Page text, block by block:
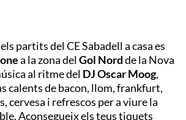
partits del CE Sabadell a casa es
a la zona delGol Nordde la Nova
al ritme del DJ Oscar Moog,
calents de bacon, llom, frankfurt,
cervesa i refrescos per a viure la
Aconsegueix els teus tiquets